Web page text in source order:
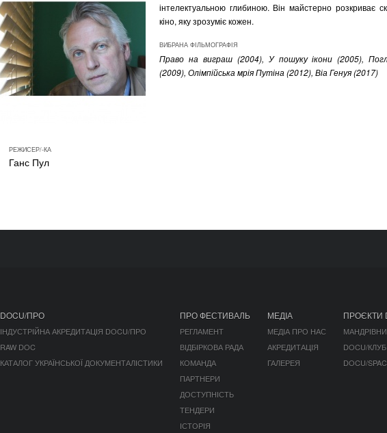
РЕЖИСЕР/-КА
Ганс Пул
інтелектуальною глибиною. Він майстерно розкриває
кіно, яку зрозуміє кожен.
ВИБРАНА ФІЛЬМОГРАФІЯ
Право на виграш (2004), У пошуку ікони (2005),
(2009), Олімпійська мрія Путіна (2012), Віа Генуя (2017)
DOCU/ПРО
ІНДУСТРІЙНА АКРЕДИТАЦІЯ DOCU/ПРО
RAW DOC
КАТАЛОГ УКРАЇНСЬКОЇ ДОКУМЕНТАЛІСТИКИ
ПРО ФЕСТИВАЛЬ
РЕГЛАМЕНТ
ВІДБІРКОВА РАДА
КОМАНДА
ПАРТНЕРИ
ДОСТУПНІСТЬ
ТЕНДЕРИ
ІСТОРІЯ
МЕДІА
МЕДІА ПРО НАС
АКРЕДИТАЦІЯ
ГАЛЕРЕЯ
ПРОЄКТИ
DOCU/КЛУБ
DOCU/